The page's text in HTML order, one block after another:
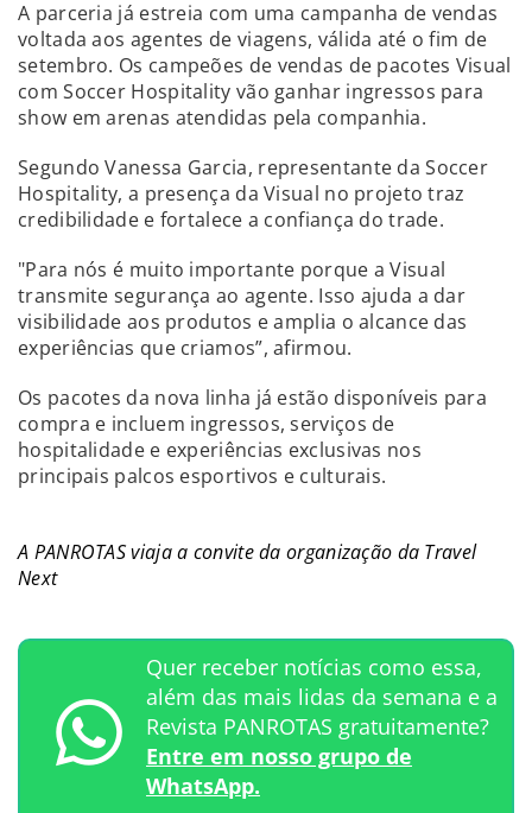
A parceria já estreia com uma campanha de vendas
voltada aos agentes de viagens, válida até o fim de
setembro. Os campeões de vendas de pacotes Visual
com Soccer Hospitality vão ganhar ingressos para
show em arenas atendidas pela companhia.
Segundo Vanessa Garcia, representante da Soccer
Hospitality, a presença da Visual no projeto traz
credibilidade e fortalece a confiança do trade.
"Para nós é muito importante porque a Visual
transmite segurança ao agente. Isso ajuda a dar
visibilidade aos produtos e amplia o alcance das
experiências que criamos”, afirmou.
Os pacotes da nova linha já estão disponíveis para
compra e incluem ingressos, serviços de
hospitalidade e experiências exclusivas nos
principais palcos esportivos e culturais.
A PANROTAS viaja a convite da organização da Travel
Next
Quer receber notícias como essa,
além das mais lidas da semana e a
Revista PANROTAS gratuitamente?
Entre em nosso grupo de
WhatsApp.